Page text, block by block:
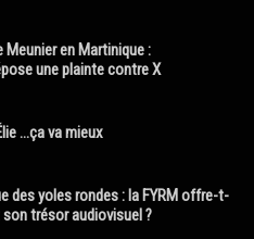
Meunier en Martinique :
une plainte contre X
…ça va mieux
des yoles rondes : la FYRM offre-t-
trésor audiovisuel ?